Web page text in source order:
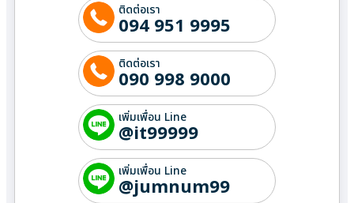
ติดต่อเรา
094 951 9995
ติดต่อเรา
090 998 9000
เพิ่มเพื่อน Line
@it99999
เพิ่มเพื่อน Line
@jumnum99